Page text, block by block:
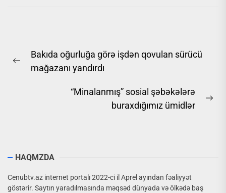
naviqasiyası
Previous
Bakıda oğurluğa görə işdən qovulan sürücü
mağazanı yandırdı
“Minalanmış” sosial şəbəkələrə
buraxdığımız ümidlər
HAQMZDA
Cenubtv.az internet portalı 2022-ci il Aprel ayından fəaliyyət
göstərir. Saytın yaradılmasında məqsəd dünyada və ölkədə baş